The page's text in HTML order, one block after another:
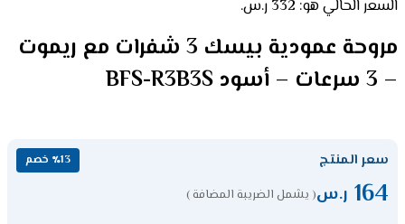
السعر الحالي هو: 332 ر.س.
مروحة عمودية بيسك 3 شفرات مع ريموت
– 3 سرعات – أسود BFS-R3B3S
سعر المنتج ٪13 خصم
164 ر.س( يشمل الضريبة المضافة )